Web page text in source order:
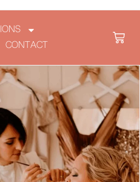
CONTACT